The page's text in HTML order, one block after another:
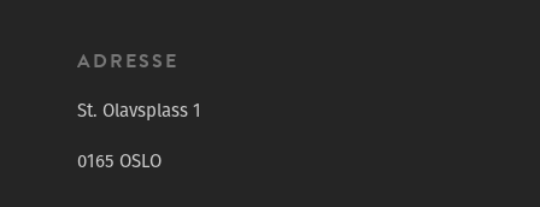
ADRESSE
St. Olavsplass 1
0165 OSLO